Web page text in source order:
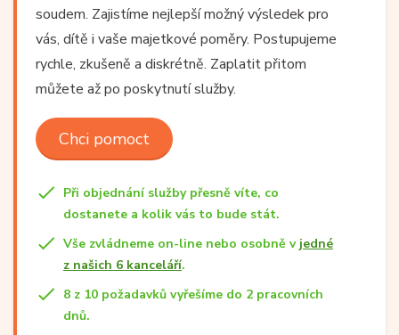
soudem. Zajistíme nejlepší možný výsledek pro
vás, dítě i vaše majetkové poměry. Postupujeme
rychle, zkušeně a diskrétně. Zaplatit přitom
můžete až po poskytnutí služby.
Chci pomoct
Při objednání služby přesně víte, co
dostanete a kolik vás to bude stát.
Vše zvládneme on-line nebo osobně v jedné
z našich 6 kanceláří.
8 z 10 požadavků vyřešíme do 2 pracovních
dnů.